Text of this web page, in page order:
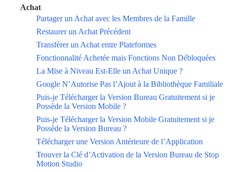
Achat
Partager un Achat avec les Membres de la Famille
Restaurer un Achat Précédent
Transférer un Achat entre Plateformes
Fonctionnalité Achetée mais Fonctions Non Débloquées
La Mise à Niveau Est-Elle un Achat Unique ?
Google N’Autorise Pas l’Ajout à la Bibliothèque Familiale
Puis-je Télécharger la Version Bureau Gratuitement si je
Possède la Version Mobile ?
Puis-je Télécharger la Version Mobile Gratuitement si je
Possède la Version Bureau ?
Télécharger une Version Antérieure de l’Application
Trouver la Clé d’Activation de la Version Bureau de Stop
Motion Studio